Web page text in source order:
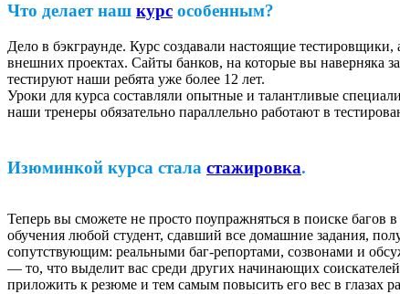
Что делает наш курс особенным?
Дело в бэкграунде. Курс создавали настоящие
внешних проектах. Сайты банков, на которые вы наверняка
тестируют наши ребята уже более 12 лет.
Уроки для курса составляли опытные и талантливые
наши тренеры обязательно параллельно работают в
Изюминкой курса стала стажировка.
Теперь вы сможете не просто поупражняться в поиске
обучения любой студент, сдавший все домашние задания,
сопутствующим: реальными баг-репортами, созвонами и
— то, что выделит вас среди других начинающих
приложить к резюме и тем самым повысить его вес в глазах